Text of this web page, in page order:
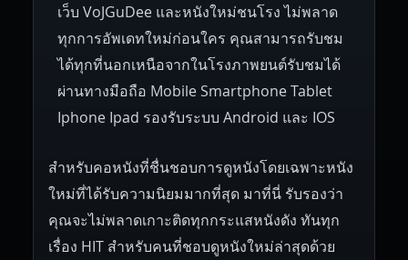
1937 1930
Czech Republic Brazil Turkey
เว็บ VoJGuDee และหนังใหม่ชนโรง ไม่พลาด
ทุกการอัพเดทใหม่ก่อนใคร คุณสามารถรับชม
ได้ทุกที่นอกเหนือจากในโรงภาพยนต์รับชมได้
ผ่านทางมือถือ Mobile Smartphone Tablet
Iphone Ipad รองรับระบบ Android และ IOS
สำหรับคอหนังที่ชื่นชอบการดูหนังโดยเฉพาะหนัง
ใหม่ที่ได้รับความนิยมมากที่สุด มาที่นี่ รับรองว่า
คุณจะไม่พลาดเกาะติดทุกกระแสหนังดัง ทันทุก
เรื่อง HIT สำหรับคนที่ชอบดูหนังใหม่ล่าสุดด้วย